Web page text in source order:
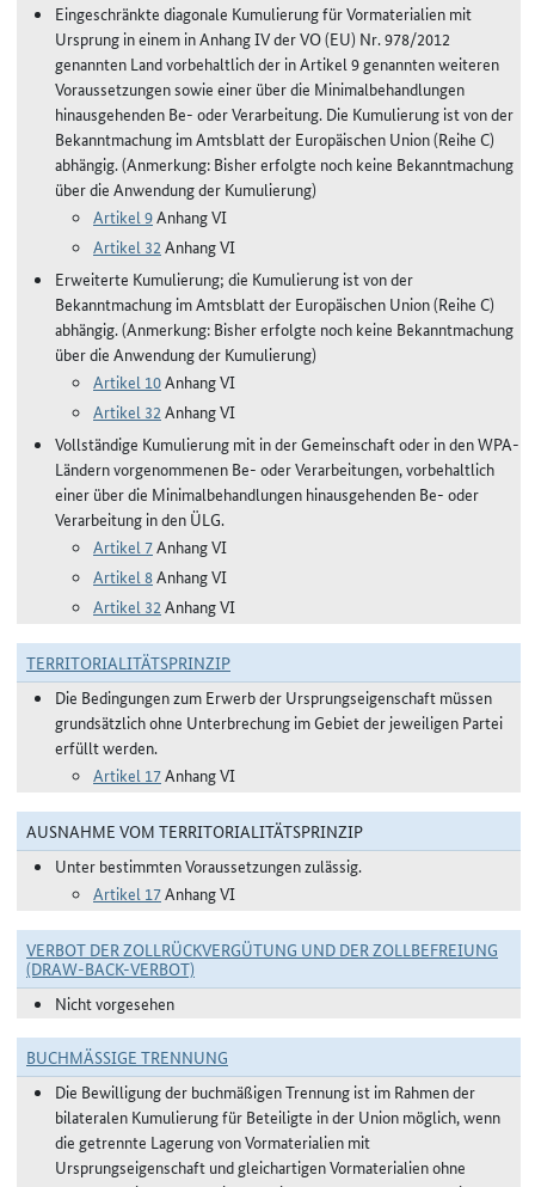
Eingeschränkte diagonale Kumulierung für Vormaterialien mit
Ursprung in einem in Anhang IV der VO (EU) Nr. 978/2012
genannten Land vorbehaltlich der in Artikel 9 genannten weiteren
Voraussetzungen sowie einer über die Minimalbehandlungen
hinausgehenden Be- oder Verarbeitung. Die Kumulierung ist von der
Bekanntmachung im Amtsblatt der Europäischen Union (Reihe C)
abhängig. (Anmerkung: Bisher erfolgte noch keine Bekanntmachung
über die Anwendung der Kumulierung)
Artikel 9Anhang VI
Artikel 32 Anhang VI
Erweiterte Kumulierung; die Kumulierung ist von der
Bekanntmachung im Amtsblatt der Europäischen Union (Reihe C)
abhängig. (Anmerkung: Bisher erfolgte noch keine Bekanntmachung
über die Anwendung der Kumulierung)
Artikel 10Anhang VI
Artikel 32 Anhang VI
Vollständige Kumulierung mit in der Gemeinschaft oder in den WPA-
Ländern vorgenommenen Be- oder Verarbeitungen, vorbehaltlich
einer über die Minimalbehandlungen hinausgehenden Be- oder
Verarbeitung in den ÜLG.
Artikel 7Anhang VI
Artikel 8Anhang VI
Artikel 32 Anhang VI
TERRITORIALITÄTSPRINZIP
Die Bedingungen zum Erwerb der Ursprungseigenschaft müssen
grundsätzlich ohne Unterbrechung im Gebiet der jeweiligen Partei
erfüllt werden.
Artikel 17Anhang VI
AUSNAHME VOM TERRITORIALITÄTSPRINZIP
Unter bestimmten Voraussetzungen zulässig.
Artikel 17Anhang VI
VERBOT DER ZOLLRÜCKVERGÜTUNG UND DER ZOLLBEFREIUNG
(DRAW-BACK-VERBOT)
Nicht vorgesehen
BUCHMÄSSIGE TRENNUNG
Die Bewilligung der buchmäßigen Trennung ist im Rahmen der
bilateralen Kumulierung für Beteiligte in der Union möglich, wenn
die getrennte Lagerung von Vormaterialien mit
Ursprungseigenschaft und gleichartigen Vormaterialien ohne